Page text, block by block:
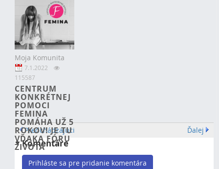
Moja Komunita
7.1.2022
115587
CENTRUM
KONKRÉTNEJ
POMOCI
FEMINA
POMÁHA UŽ 5
ROKOV! JE TU
VĎAKA FÓRU
ŽIVOTA
Predchádzajúci Ďalej
Komentáre
Prihláste sa pre pridanie komentára